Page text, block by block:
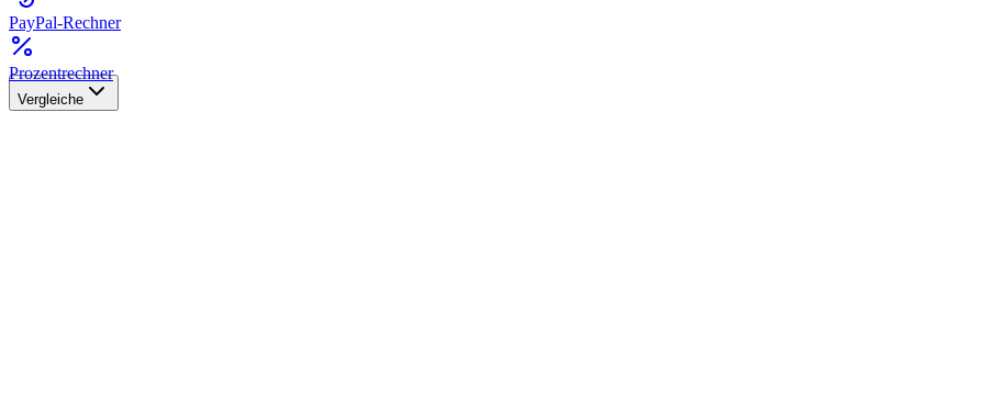
PayPal-Rechner
Prozentrechner
Vergleiche